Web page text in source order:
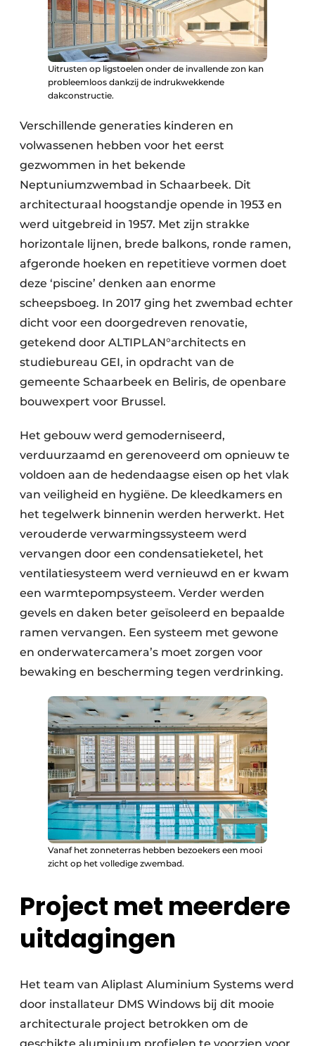
Uitrusten op ligstoelen onder de invallende zon kan
probleemloos dankzij de indrukwekkende
dakconstructie.
Verschillende generaties kinderen en
volwassenen hebben voor het eerst
gezwommen in het bekende
Neptuniumzwembad in Schaarbeek. Dit
architecturaal hoogstandje opende in 1953 en
werd uitgebreid in 1957. Met zijn strakke
horizontale lijnen, brede balkons, ronde ramen,
afgeronde hoeken en repetitieve vormen doet
deze ‘piscine’ denken aan enorme
scheepsboeg. In 2017 ging het zwembad echter
dicht voor een doorgedreven renovatie,
getekend door ALTIPLAN°architects en
studiebureau GEI, in opdracht van de
gemeente Schaarbeek en Beliris, de openbare
bouwexpert voor Brussel.
Het gebouw werd gemoderniseerd,
verduurzaamd en gerenoveerd om opnieuw te
voldoen aan de hedendaagse eisen op het vlak
van veiligheid en hygiëne. De kleedkamers en
het tegelwerk binnenin werden herwerkt. Het
verouderde verwarmingssysteem werd
vervangen door een condensatieketel, het
ventilatiesysteem werd vernieuwd en er kwam
een warmtepompsysteem. Verder werden
gevels en daken beter geïsoleerd en bepaalde
ramen vervangen. Een systeem met gewone
en onderwatercamera’s moet zorgen voor
bewaking en bescherming tegen verdrinking.
Vanaf het zonneterras hebben bezoekers een mooi
zicht op het volledige zwembad.
Project met meerdere
uitdagingen
Het team van Aliplast Aluminium Systems werd
door installateur DMS Windows bij dit mooie
architecturale project betrokken om de